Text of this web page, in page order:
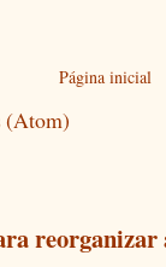
Página inicial
(Atom)